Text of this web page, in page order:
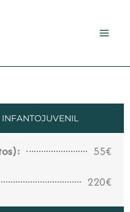
55€
220€